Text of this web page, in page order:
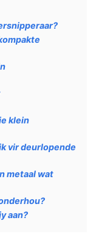
klein
vir deurlopende
metaal wat
aan?